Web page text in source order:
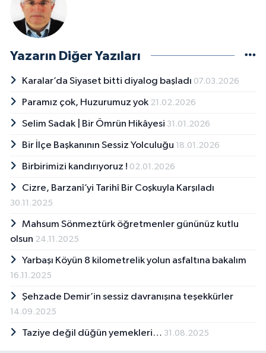
Yazarın Diğer Yazıları
Karalar’da Siyaset bitti diyalog başladı 07.03.2026
Paramız çok, Huzurumuz yok 21.02.2026
Selim Sadak | Bir Ömrün Hikâyesi 31.01.2026
Bir İlçe Başkanının Sessiz Yolculuğu 18.01.2026
Birbirimizi kandırıyoruz ! 02.01.2026
Cizre, Barzanî’yi Tarihî Bir Coşkuyla Karşıladı
30.11.2025
Mahsum Sönmeztürk öğretmenler gününüz kutlu
olsun 24.11.2025
Yarbaşı Köyün 8 kilometrelik yolun asfaltına bakalım
16.11.2025
Şehzade Demir’in sessiz davranışına teşekkürler
14.09.2025
Taziye değil düğün yemekleri… 31.08.2025